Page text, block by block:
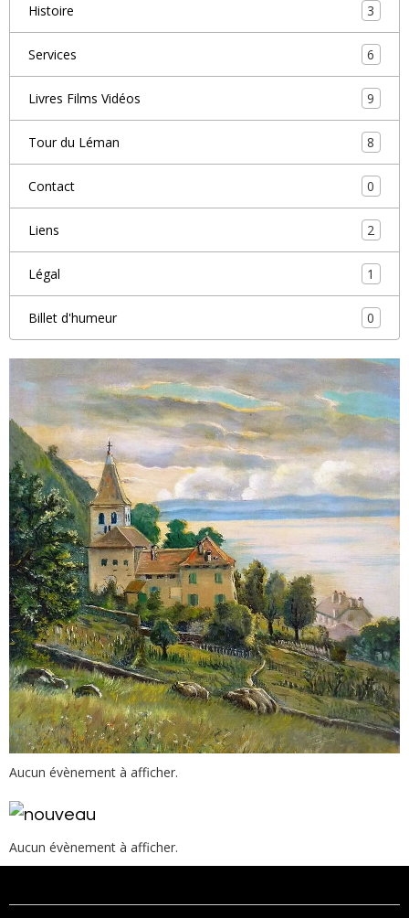
Histoire 3
Services 6
Livres Films Vidéos 9
Tour du Léman 8
Contact 0
Liens 2
Légal 1
Billet d'humeur 0
Aucun évènement à afficher.
Aucun évènement à afficher.